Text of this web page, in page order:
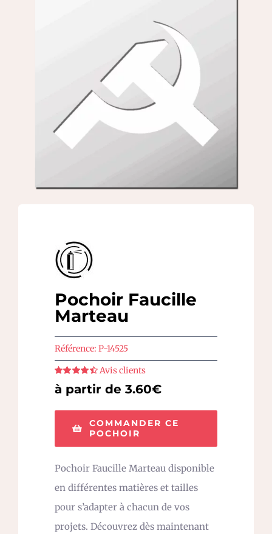
Pochoir Faucille
Marteau
Référence: P-14525
Note
sur
5
Avis clients
à partir de 3.60€
COMMANDER CE
POCHOIR
Pochoir Faucille Marteau disponible
en différentes matières et tailles
pour s’adapter à chacun de vos
projets. Découvrez dès maintenant